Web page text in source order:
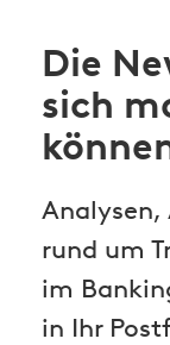
Die
sich
Analysen,
rund um
im
in Ihr